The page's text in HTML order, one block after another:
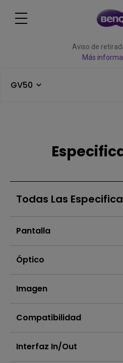
Aviso de
Más
GV50
Todas Las
Pantalla
Óptico
Imagen
Compatibilidad
Interfaz In/out